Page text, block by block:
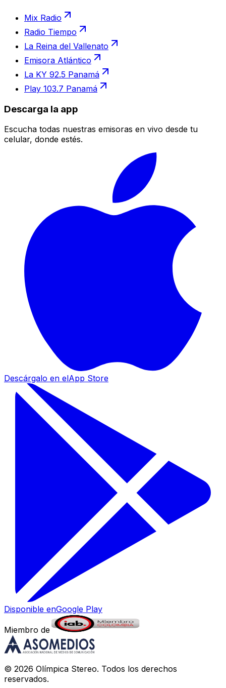
Mix Radio
Radio Tiempo
La Reina del Vallenato
Emisora Atlántico
La KY 92.5 Panamá
Play 103.7 Panamá
Descarga la app
Escucha todas nuestras emisoras en vivo desde tu
celular, donde estés.
Descárgalo en elApp Store
Disponible enGoogle Play
Miembro de
© 2026 Olímpica Stereo. Todos los derechos
reservados.